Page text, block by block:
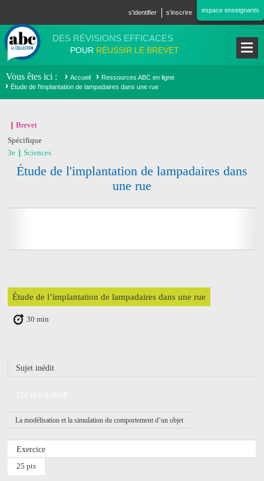
s'identifier s'inscrire espace enseignants
DES RÉVISIONS EFFICACES
POUR RÉUSSIR LE BREVET
Vous êtes ici Accueil
Ressources ABC en ligne
Étude de l'implantation de lampadaires dans une rue
Brevet
Spécifique
3e
Sciences
Étude de l'implantation de lampadaires dans
une rue
Étude de l’implantation de lampadaires dans une rue
30 min
Sujet inédit
La modélisation et la simulation du comportement d’un objet
Exercice
25 pts